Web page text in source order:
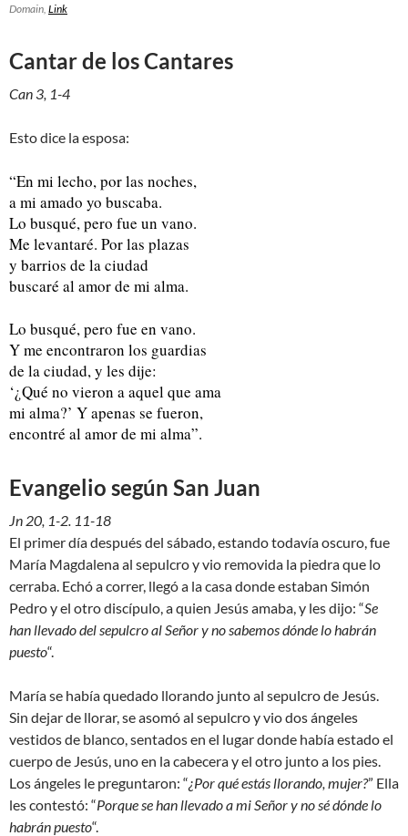
Domain, Link
Cantar de los Cantares
Can 3, 1-4
Esto dice la esposa:
“En mi lecho, por las noches,
a mi amado yo buscaba.
Lo busqué, pero fue un vano.
Me levantaré. Por las plazas
y barrios de la ciudad
buscaré al amor de mi alma.
Lo busqué, pero fue en vano.
Y me encontraron los guardias
de la ciudad, y les dije:
‘¿Qué no vieron a aquel que ama
mi alma?’ Y apenas se fueron,
encontré al amor de mi alma”.
Evangelio según San Juan
Jn 20, 1-2. 11-18
El primer día después del sábado, estando todavía oscuro, fue
María Magdalena al sepulcro y vio removida la piedra que lo
cerraba. Echó a correr, llegó a la casa donde estaban Simón
Pedro y el otro discípulo, a quien Jesús amaba, y les dijo: “Se
han llevado del sepulcro al Señor y no sabemos dónde lo habrán
puesto“.
María se había quedado llorando junto al sepulcro de Jesús.
Sin dejar de llorar, se asomó al sepulcro y vio dos ángeles
vestidos de blanco, sentados en el lugar donde había estado el
cuerpo de Jesús, uno en la cabecera y el otro junto a los pies.
Los ángeles le preguntaron: “¿Por qué estás llorando, mujer?” Ella
les contestó: “Porque se han llevado a mi Señor y no sé dónde lo
habrán puesto“.